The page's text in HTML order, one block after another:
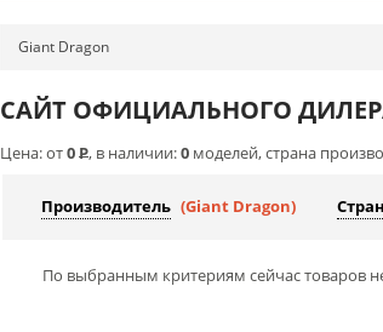
Giant Dragon
САЙТ ОФИЦИАЛЬНОГО ДИЛЕРА
Цена: от0Р, в наличии:0 моделей, страна
Производитель (Giant Dragon)
По выбранным критериям сейчас товаров